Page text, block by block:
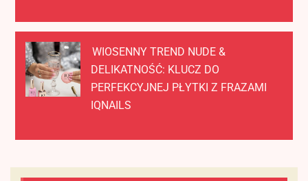
WIOSENNY TREND NUDE &
DELIKATNOŚĆ: KLUCZ DO
PERFEKCYJNEJ PŁYTKI Z FRAZAMI
IQNAILS